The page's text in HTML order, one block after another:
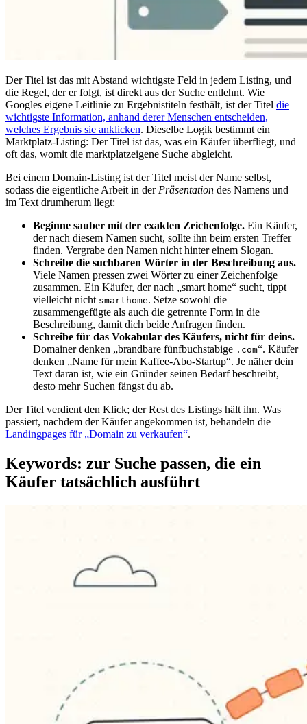
Der Titel ist das mit Abstand wichtigste Feld in jedem Listing, und
die Regel, der er folgt, ist direkt aus der Suche entlehnt. Wie
Googles eigene Leitlinie zu Ergebnistiteln festhält, ist der Titel die
wichtigste Information, anhand derer Menschen entscheiden,
welches Ergebnis sie anklicken. Dieselbe Logik bestimmt ein
Marktplatz-Listing: Der Titel ist das, was ein Käufer überfliegt, und
oft das, womit die marktplatzeigene Suche abgleicht.
Bei einem Domain-Listing ist der Titel meist der Name selbst,
sodass die eigentliche Arbeit in der Präsentation des Namens und
im Text drumherum liegt:
Beginne sauber mit der exakten Zeichenfolge. Ein Käufer,
der nach diesem Namen sucht, sollte ihn beim ersten Treffer
finden. Vergrabe den Namen nicht hinter einem Slogan.
Schreibe die suchbaren Wörter in der Beschreibung aus.
Viele Namen pressen zwei Wörter zu einer Zeichenfolge
zusammen. Ein Käufer, der nach „smart home“ sucht, tippt
vielleicht nicht smarthome. Setze sowohl die
zusammengefügte als auch die getrennte Form in die
Beschreibung, damit dich beide Anfragen finden.
Schreibe für das Vokabular des Käufers, nicht für deins.
Domainer denken „brandbare fünfbuchstabige .com“. Käufer
denken „Name für mein Kaffee-Abo-Startup“. Je näher dein
Text daran ist, wie ein Gründer seinen Bedarf beschreibt,
desto mehr Suchen fängst du ab.
Der Titel verdient den Klick; der Rest des Listings hält ihn. Was
passiert, nachdem der Käufer angekommen ist, behandeln die
Landingpages für „Domain zu verkaufen“.
Keywords: zur Suche passen, die ein
Käufer tatsächlich ausführt